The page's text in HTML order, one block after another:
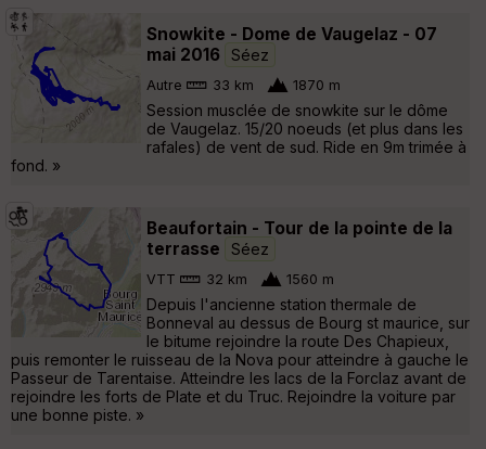
Snowkite - Dome de Vaugelaz - 07
mai 2016
Séez
Autre 33 km 1870 m
Session musclée de snowkite sur le dôme
de Vaugelaz. 15/20 noeuds (et plus dans les
rafales) de vent de sud. Ride en 9m trimée à
fond. »
Beaufortain - Tour de la pointe de la
terrasse
Séez
VTT 32 km 1560 m
Depuis l'ancienne station thermale de
Bonneval au dessus de Bourg st maurice, sur
le bitume rejoindre la route Des Chapieux,
puis remonter le ruisseau de la Nova pour atteindre à gauche le
Passeur de Tarentaise. Atteindre les lacs de la Forclaz avant de
rejoindre les forts de Plate et du Truc. Rejoindre la voiture par
une bonne piste. »